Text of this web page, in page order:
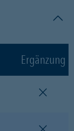
Ergänzung